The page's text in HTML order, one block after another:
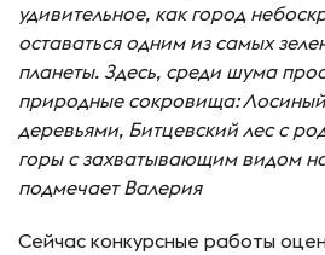
удивительное, как город
оставаться одним из самых
планеты. Здесь, среди шума
природные сокровища:
деревьями, Битцевский лес с
горы с захватывающим видом
подмечает Валерия
Сейчас конкурсные работы